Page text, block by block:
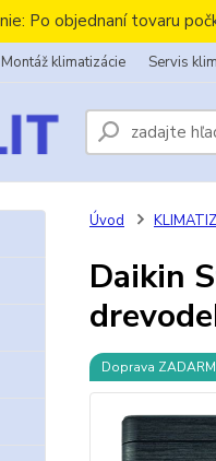
Po objednaní tovaru
Montáž klimatizácie Servis
Úvod
Daikin
Doprava